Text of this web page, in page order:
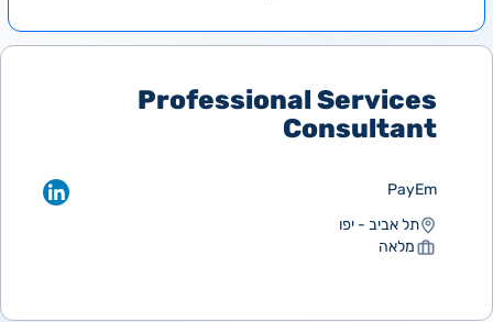
Professional Services
Consultant
PayEm
תל אביב - יפו
מלאה